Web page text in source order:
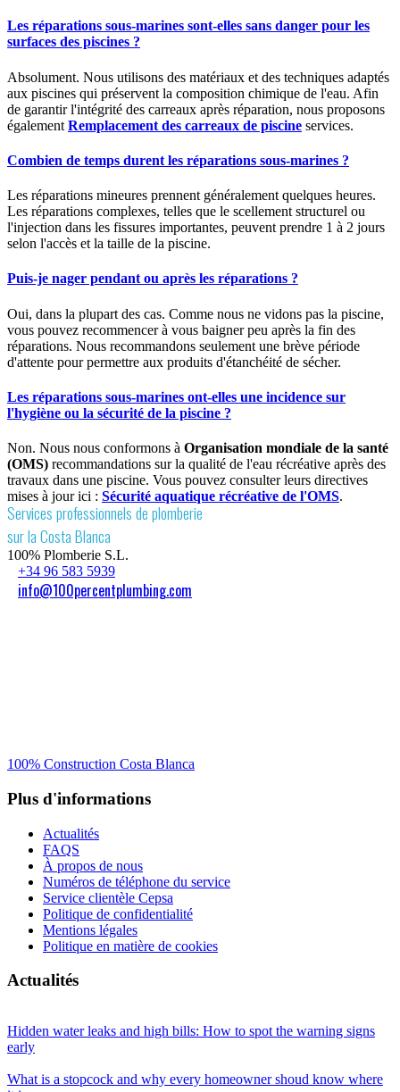
Les réparations sous-marines sont-elles sans danger pour les
surfaces des piscines ?
Absolument. Nous utilisons des matériaux et des techniques adaptés
aux piscines qui préservent la composition chimique de l'eau. Afin
de garantir l'intégrité des carreaux après réparation, nous proposons
également Remplacement des carreaux de piscine services.
Combien de temps durent les réparations sous-marines ?
Les réparations mineures prennent généralement quelques heures.
Les réparations complexes, telles que le scellement structurel ou
l'injection dans les fissures importantes, peuvent prendre 1 à 2 jours
selon l'accès et la taille de la piscine.
Puis-je nager pendant ou après les réparations ?
Oui, dans la plupart des cas. Comme nous ne vidons pas la piscine,
vous pouvez recommencer à vous baigner peu après la fin des
réparations. Nous recommandons seulement une brève période
d'attente pour permettre aux produits d'étanchéité de sécher.
Les réparations sous-marines ont-elles une incidence sur
l'hygiène ou la sécurité de la piscine ?
Non. Nous nous conformons à Organisation mondiale de la santé
(OMS) recommandations sur la qualité de l'eau récréative après des
travaux dans une piscine. Vous pouvez consulter leurs directives
mises à jour ici : Sécurité aquatique récréative de l'OMS.
Services professionnels de plomberie
sur la Costa Blanca
100% Plomberie S.L.
+34 96 583 5939
info@100percentplumbing.com
100% Construction Costa Blanca
Plus d'informations
Actualités
FAQS
À propos de nous
Numéros de téléphone du service
Service clientèle Cepsa
Politique de confidentialité
Mentions légales
Politique en matière de cookies
Actualités
Hidden water leaks and high bills: How to spot the warning signs
early
What is a stopcock and why every homeowner shoud know where